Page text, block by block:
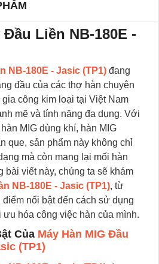
Đầu Liền NB-180E -
NB-180E - Jasic (TP1) đang
đầu của các thợ hàn chuyên
công kim loại tại Việt Nam
mẽ và tính năng đa dụng. Với
MIG dùng khí, hàn MIG
que, sản phẩm này không chỉ
mà còn mang lại mối hàn
bài viết này, chúng ta sẽ khám
NB-180E - Jasic (TP1), từ
nổi bật đến cách sử dụng
ưu hóa công việc hàn của mình.
Của Máy Hàn MIG Đầu
(TP1)